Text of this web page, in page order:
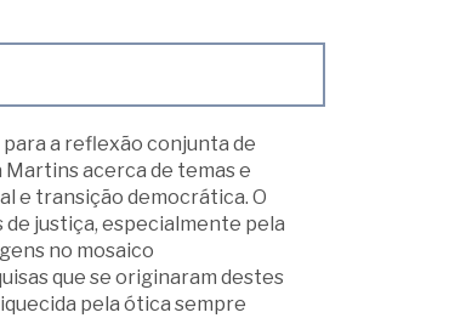
para a reflexão conjunta de
Martins acerca de temas e
e transição democrática. O
de justiça, especialmente pela
no mosaico
que se originaram destes
pela ótica sempre